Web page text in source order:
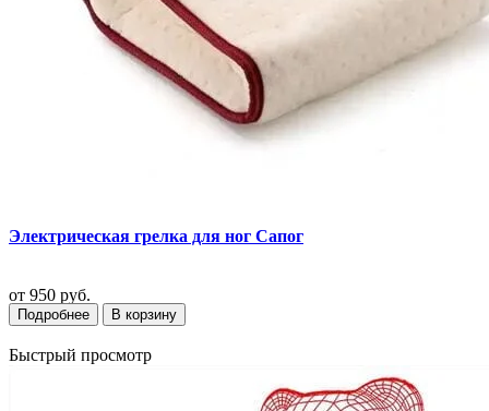
Электрическая грелка для ног Сапог
от 950 руб.
Подробнее В корзину
Быстрый просмотр